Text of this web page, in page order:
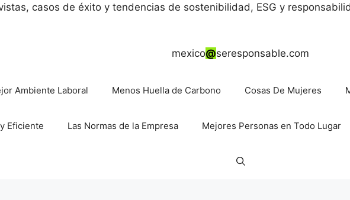
casos de éxito y tendencias de sostenibilidad, ESG y
mexico@seresponsable.com
Ambiente Laboral Menos Huella de Carbono Cosas De Mujeres
Eficiente Las Normas de la Empresa Mejores Personas en Todo Lugar